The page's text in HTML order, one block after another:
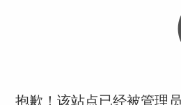
抱歉！该站点已经被管理